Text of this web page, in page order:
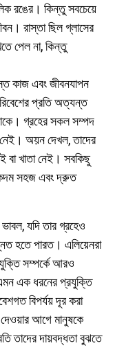
রঙের। কিন্তু সবচেয়ে
রাস্তা ছিল গ্লাসের
পেল না, কিন্তু
কাজ এবং জীবনযাপন
প্রতি অত্যন্ত
গ্রহের সকল সম্পদ
অয়ন দেখল, তাদের
বা খাতা নেই। সবকিছু
সহজ এবং দ্রুত
যদি তার গ্রহেও
হতে পারত। এলিয়েনরা
সম্পর্কে আরও
এমন এক ধরনের প্রযুক্তি
বিপর্যয় দূর করা
আগে মানুষকে
তাদের দায়বদ্ধতা বুঝতে